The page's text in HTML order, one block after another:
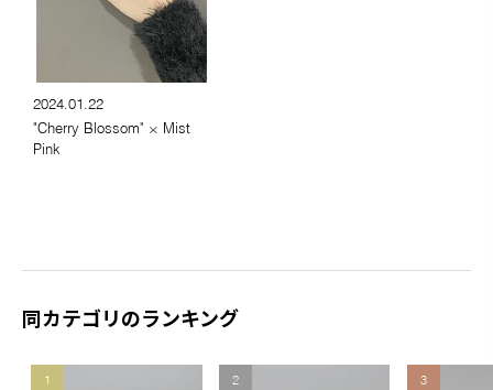
2024.01.22
"Cherry Blossom" × Mist
Pink
同カテゴリのランキング
1 2 3